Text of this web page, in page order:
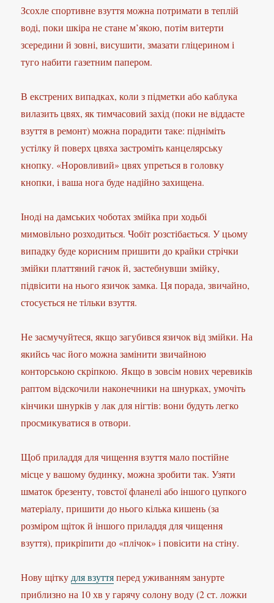
Зсохле спортивне взуття можна потримати в теплій
воді, поки шкіра не стане м’якою, потім витерти
зсередини й зовні, висушити, змазати гліцерином і
туго набити газетним папером.
В екстрених випадках, коли з підметки або каблука
вилазить цвях, як тимчасовий захід (поки не віддасте
взуття в ремонт) можна порадити таке: підніміть
устілку й поверх цвяха застроміть канцелярську
кнопку. «Норовливий» цвях упреться в головку
кнопки, і ваша нога буде надійно захищена.
Іноді на дамських чоботах змійка при ходьбі
мимовільно розходиться. Чобіт розстібається. У цьому
випадку буде корисним пришити до крайки стрічки
змійки платтяний гачок й, застебнувши змійку,
підвісити на нього язичок замка. Ця порада, звичайно,
стосується не тільки взуття.
Не засмучуйтеся, якщо загубився язичок від змійки. На
якийсь час його можна замінити звичайною
конторською скріпкою. Якщо в зовсім нових черевиків
раптом відскочили наконечники на шнурках, умочіть
кінчики шнурків у лак для нігтів: вони будуть легко
просмикуватися в отвори.
Щоб приладдя для чищення взуття мало постійне
місце у вашому будинку, можна зробити так. Узяти
шматок брезенту, товстої фланелі або іншого цупкого
матеріалу, пришити до нього кілька кишень (за
розміром щіток й іншого приладдя для чищення
взуття), прикріпити до «плічок» і повісити на стіну.
Нову щіткудля взуттяперед уживанням занурте
приблизно на 10 хв у гарячу солону воду (2 ст. ложки